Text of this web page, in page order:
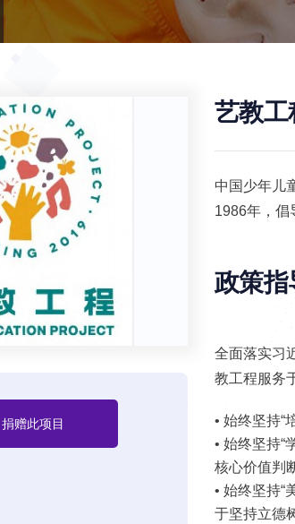
捐赠此项目
艺教工
中国少年儿
1986年，倡
政策
全面落实习
教工程服务
• 始终坚持“
• 始终坚持“
核心价值判
• 始终坚持“
于坚持立德